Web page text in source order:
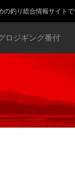
の釣り総合情報サイトで
ロジギング番付